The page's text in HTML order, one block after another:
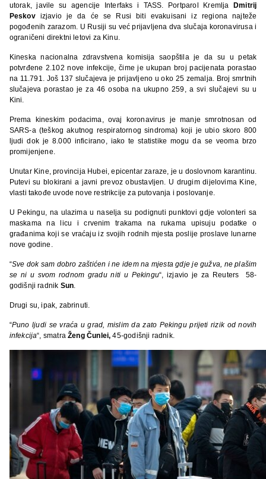
utorak, javile su agencije Interfaks i TASS. Portparol KremljaDmitrij
Peskov izjavio je da će se Rusi biti evakuisani iz regiona najteže
pogođenih zarazom. U Rusiji su već prijavljena dva slučaja koronavirusa i
ograničeni direktni letovi za Kinu.
Kineska nacionalna zdravstvena komisija saopštila je da su u petak
potvrđene 2.102 nove infekcije, čime je ukupan broj pacijenata porastao
na 11.791. Još 137 slučajeva je prijavljeno u oko 25 zemalja. Broj smrtnih
slučajeva porastao je za 46 osoba na ukupno 259, a svi slučajevi su u
Kini.
Prema kineskim podacima, ovaj koronavirus je manje smrotnosan od
SARS-a (teškog akutnog respiratornog sindroma) koji je ubio skoro 800
ljudi dok je 8.000 inficirano, iako te statistike mogu da se veoma brzo
promijenjene.
Unutar Kine, provincija Hubei, epicentar zaraze, je u doslovnom karantinu.
Putevi su blokirani a javni prevoz obustavljen. U drugim dijelovima Kine,
vlasti takođe uvode nove restrikcije za putovanja i poslovanje.
U Pekingu, na ulazima u naselja su podignuti punktovi gdje volonteri sa
maskama na licu i crvenim trakama na rukama upisuju podatke o
građanima koji se vraćaju iz svojih rodnih mjesta poslije proslave lunarne
nove godine.
“Sve dok sam dobro zaštićen i ne idem na mjesta gdje je gužva, ne plašim
se ni u svom rodnom gradu niti u Pekingu“, izjavio je za Reuters 58-
godišnji radnik Sun
Drugi su, ipak, zabrinuti.
“Puno ljudi se vraća u grad, mislim da zato Pekingu prijeti rizik od novih
infekcija“, smatraŽeng Čunlei, 45-godišnji radnik.